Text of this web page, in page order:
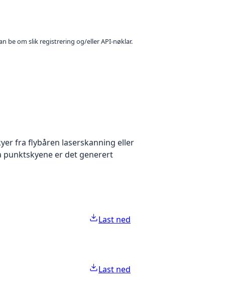
be om slik registrering og/eller API-nøklar.
fra flybåren laserskanning eller
punktskyene er det generert
Last ned
Last ned